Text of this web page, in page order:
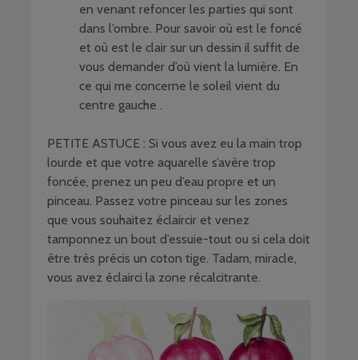
en venant refoncer les parties qui sont
dans l’ombre. Pour savoir où est le foncé
et où est le clair sur un dessin il suffit de
vous demander d’où vient la lumière. En
ce qui me concerne le soleil vient du
centre gauche .
PETITE ASTUCE : Si vous avez eu la main trop
lourde et que votre aquarelle s’avère trop
foncée, prenez un peu d’eau propre et un
pinceau. Passez votre pinceau sur les zones
que vous souhaitez éclaircir et venez
tamponnez un bout d’essuie-tout ou si cela doit
être très précis un coton tige. Tadam, miracle,
vous avez éclairci la zone récalcitrante.